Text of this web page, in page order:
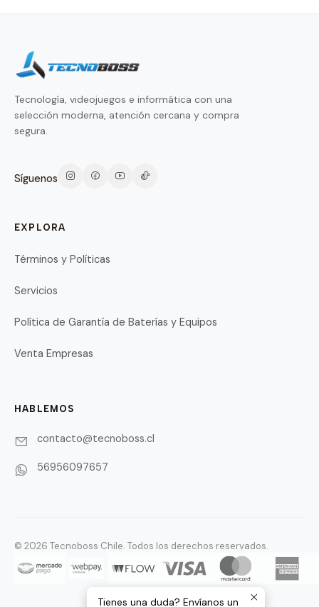
Tecnología, videojuegos e informática con una
selección moderna, atención cercana y compra
segura.
Síguenos
EXPLORA
Términos y Políticas
Servicios
Política de Garantía de Baterías y Equipos
Venta Empresas
HABLEMOS
contacto@tecnoboss.cl
56956097657
© 2026 Tecnoboss Chile. Todos los derechos reservados.
Tienes una duda? Envíanos un